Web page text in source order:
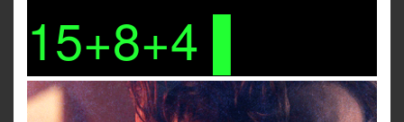
15+8+4 ▌